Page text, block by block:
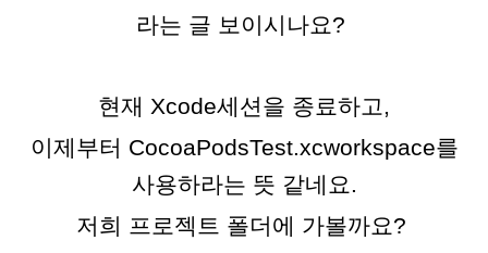
라는 글 보이시나요?
현재 Xcode세션을 종료하고,
이제부터 CocoaPodsTest.xcworkspace를
사용하라는 뜻 같네요.
저희 프로젝트 폴더에 가볼까요?